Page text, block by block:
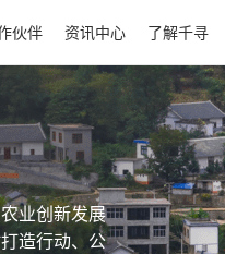
伙伴 资讯中心 了解千寻
业创新发展
造行动、公